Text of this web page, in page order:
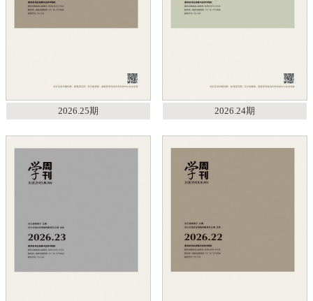
2026.25期 2026.24期